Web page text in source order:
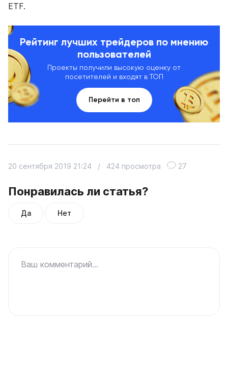
ETF.
Рейтинг лучших трейдеров по мнению
пользователей
Проекты получили высокую оценку от
посетителей и входят в ТОП
Перейти в топ
Понравилась ли статья?
Да Нет
20 сентября 2019 21:24 / 424 просмотра 27
Ваш комментарий...